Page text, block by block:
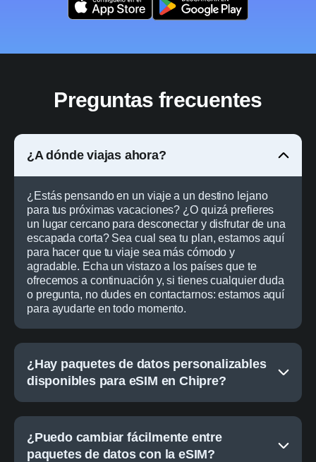
Preguntas frecuentes
¿A dónde viajas ahora?
¿Estás pensando en un viaje a un destino lejano
para tus próximas vacaciones? ¿O quizá prefieres
un lugar cercano para desconectar y disfrutar de una
escapada corta? Sea cual sea tu plan, estamos aquí
para hacer que tu viaje sea más cómodo y
agradable. Echa un vistazo a los países que te
ofrecemos a continuación y, si tienes cualquier duda
o pregunta, no dudes en contactarnos: estamos aquí
para ayudarte en todo momento.
¿Hay paquetes de datos personalizables
disponibles para eSIM en Chipre?
¿Puedo cambiar fácilmente entre
paquetes de datos con la eSIM?